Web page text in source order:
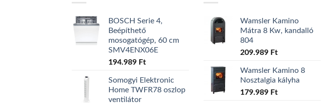
BOSCH Serie 4,
Beépíthető
mosogatógép, 60 cm
SMV4ENX06E
194.989 Ft
Somogyi Elektronic
Home TWFR78 oszlop
ventilátor
Wamsler Kamino
Mátra 8 Kw, kandalló
804
209.989 Ft
Wamsler Kamino 8
Nosztalgia kályha
179.989 Ft